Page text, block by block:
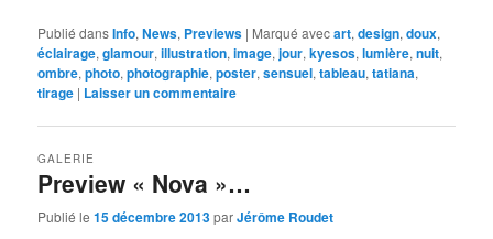
Publié dansInfo,News, Previews | Marqué avecart,design,doux,
éclairage,glamour,illustration,image,jour,kyesos,lumière,nuit,
ombre,photo,photographie,poster,sensuel,tableau,tatiana,
tirage | Laisser un commentaire
Preview « Nova »…
GALERIE
Publié le15 décembre 2013parJérôme Roudet